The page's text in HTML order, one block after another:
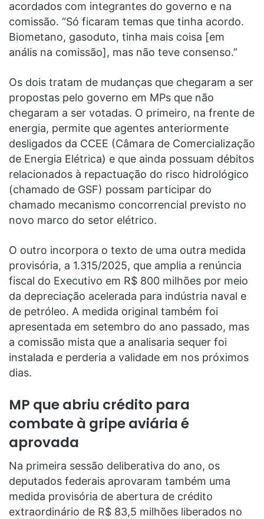
acordados com integrantes do governo e na
comissão. “Só ficaram temas que tinha acordo.
Biometano, gasoduto, tinha mais coisa [em
anális na comissão], mas não teve consenso.”
Os dois tratam de mudanças que chegaram a ser
propostas pelo governo em MPs que não
chegaram a ser votadas. O primeiro, na frente de
energia, permite que agentes anteriormente
desligados da CCEE (Câmara de Comercialização
de Energia Elétrica) e que ainda possuam débitos
relacionados à repactuação do risco hidrológico
(chamado de GSF) possam participar do
chamado mecanismo concorrencial previsto no
novo marco do setor elétrico.
O outro incorpora o texto de uma outra medida
provisória, a 1.315/2025, que amplia a renúncia
fiscal do Executivo em R$ 800 milhões por meio
da depreciação acelerada para indústria naval e
de petróleo. A medida original também foi
apresentada em setembro do ano passado, mas
a comissão mista que a analisaria sequer foi
instalada e perderia a validade em nos próximos
dias.
MP que abriu crédito para
combate à gripe aviária é
aprovada
Na primeira sessão deliberativa do ano, os
deputados federais aprovaram também uma
medida provisória de abertura de crédito
extraordinário de R$ 83,5 milhões liberados no